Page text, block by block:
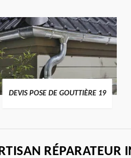
DEVIS POSE DE GOUTTIÈRE 19
RÉPARATEUR